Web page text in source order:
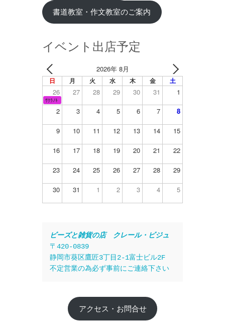
書道教室・作文教室のご案内
イベント出店予定
2026年 8月
日 月 火 水 木 金 土
26 27 28 29 30 31 1
ｻｸﾗﾉｷ
2 3 4 5 6 7 8
9 10 11 12 13 14 15
16 17 18 19 20 21 22
23 24 25 26 27 28 29
30 31 1 2 3 4 5
ビーズと雑貨の店　クレール・ビジュ
〒420-0839
静岡市葵区鷹匠3丁目2-1富士ビル2F
不定営業の為必ず事前にご連絡下さい
アクセス・お問合せ